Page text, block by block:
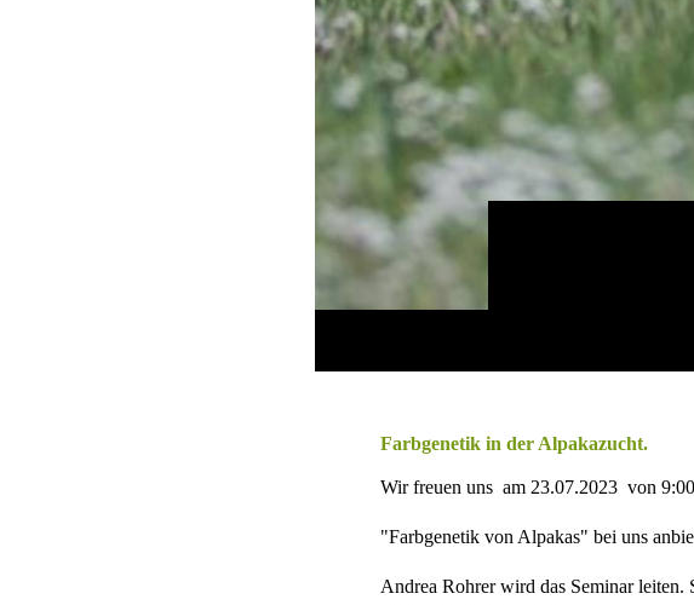
Farbgenetik in der Alpakazucht.
Wir freuen uns am 23.07.2023 von
"Farbgenetik von Alpakas" bei uns
Andrea Rohrer wird das Seminar leiten.